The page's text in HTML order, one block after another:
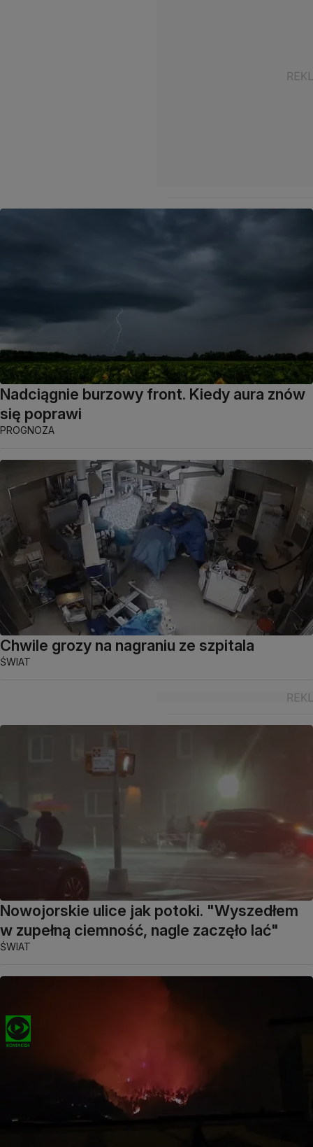
Nadciągnie burzowy front. Kiedy aura znów
się poprawi
PROGNOZA
Chwile grozy na nagraniu ze szpitala
ŚWIAT
Nowojorskie ulice jak potoki. "Wyszedłem
w zupełną ciemność, nagle zaczęło lać"
ŚWIAT